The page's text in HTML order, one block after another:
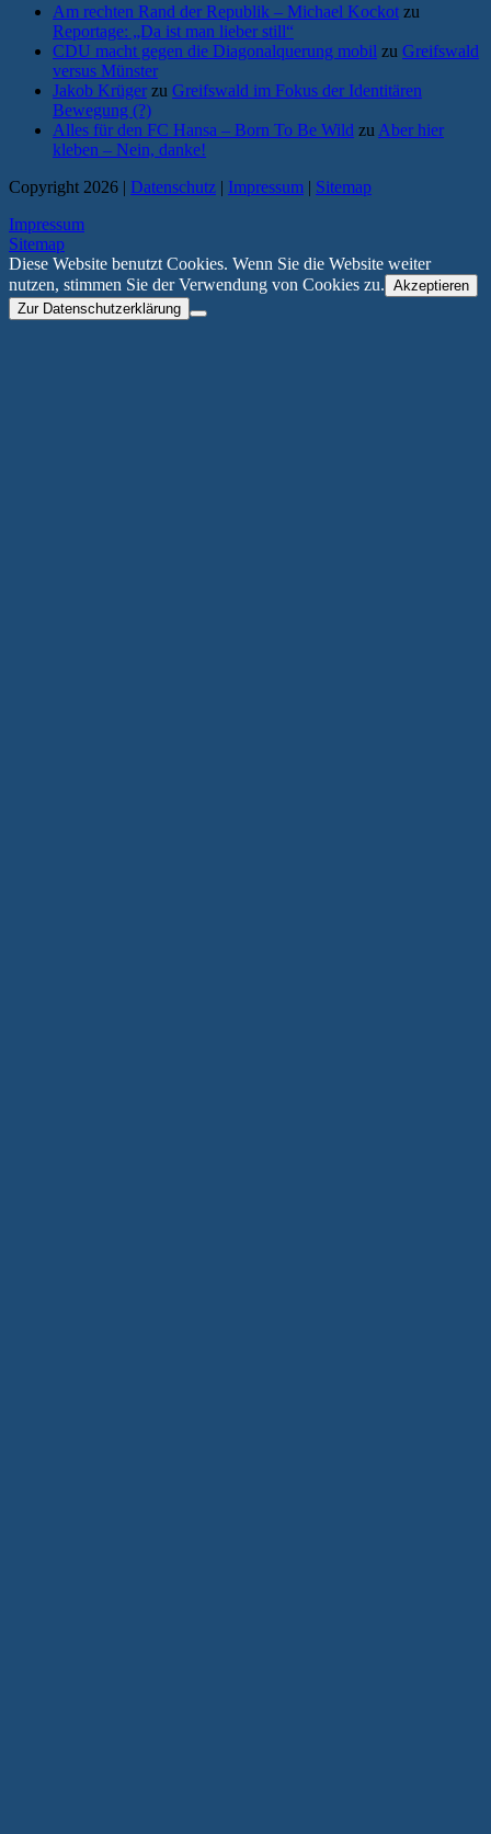
Am rechten Rand der Republik – Michael Kockot zu
Reportage: „Da ist man lieber still“
CDU macht gegen die Diagonalquerung mobil zu Greifswald
versus Münster
Jakob Krüger zu Greifswald im Fokus der Identitären
Bewegung (?)
Alles für den FC Hansa – Born To Be Wild zu Aber hier
kleben – Nein, danke!
Copyright 2026 | Datenschutz | Impressum | Sitemap
Impressum
Sitemap
Diese Website benutzt Cookies. Wenn Sie die Website weiter
nutzen, stimmen Sie der Verwendung von Cookies zu. Akzeptieren
Zur Datenschutzerklärung